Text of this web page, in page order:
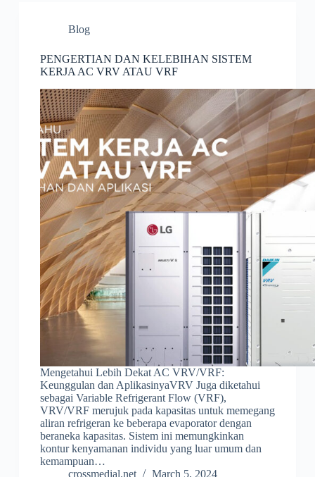
Blog
PENGERTIAN DAN KELEBIHAN SISTEM
KERJA AC VRV ATAU VRF
Mengetahui Lebih Dekat AC VRV/VRF:
Keunggulan dan AplikasinyaVRV Juga diketahui
sebagai Variable Refrigerant Flow (VRF),
VRV/VRF merujuk pada kapasitas untuk memegang
aliran refrigeran ke beberapa evaporator dengan
beraneka kapasitas. Sistem ini memungkinkan
kontur kenyamanan individu yang luar umum dan
kemampuan…
crossmedial.net
March 5, 2024